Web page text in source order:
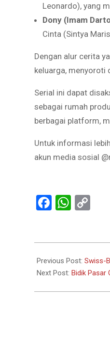
Leonardo), yang
Dony (Imam
Cinta (Sintya
Dengan alur cerita
keluarga, menyoroti
Serial ini dapat
sebagai rumah
berbagai platform,
Untuk informasi
akun media sosial
Facebook
06-
04
Previous Post: Swiss-
Next Post: Bidik Pasar